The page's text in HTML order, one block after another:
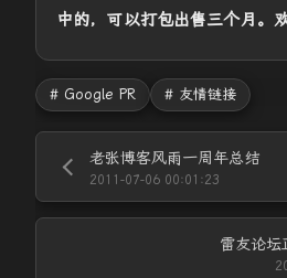
中的，可以打包出售三个月。
# Google PR # 友情链接
老张博客风雨一周年总结
2011-07-06 00:01:23
雷友论坛